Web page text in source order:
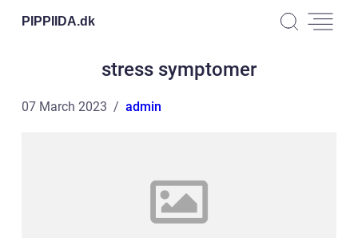
PIPPIIDA.dk
stress symptomer
07 March 2023 admin